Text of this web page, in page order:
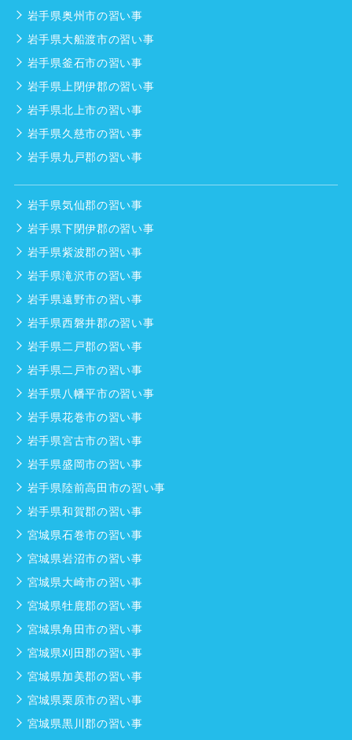
岩手県奥州市の習い事
岩手県大船渡市の習い事
岩手県釜石市の習い事
岩手県上閉伊郡の習い事
岩手県北上市の習い事
岩手県久慈市の習い事
岩手県九戸郡の習い事
岩手県気仙郡の習い事
岩手県下閉伊郡の習い事
岩手県紫波郡の習い事
岩手県滝沢市の習い事
岩手県遠野市の習い事
岩手県西磐井郡の習い事
岩手県二戸郡の習い事
岩手県二戸市の習い事
岩手県八幡平市の習い事
岩手県花巻市の習い事
岩手県宮古市の習い事
岩手県盛岡市の習い事
岩手県陸前高田市の習い事
岩手県和賀郡の習い事
宮城県石巻市の習い事
宮城県岩沼市の習い事
宮城県大崎市の習い事
宮城県牡鹿郡の習い事
宮城県角田市の習い事
宮城県刈田郡の習い事
宮城県加美郡の習い事
宮城県栗原市の習い事
宮城県黒川郡の習い事